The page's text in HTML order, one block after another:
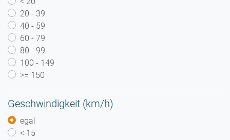
20 - 39
40 - 59
60 - 79
80 - 99
100 - 149
>= 150
Geschwindigkeit (km/h)
egal
< 15